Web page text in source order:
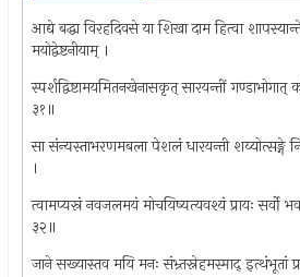
आद्ये बद्धा विरहदिवसे या शिखा दाम हित्वा
मयोद्वेष्टनीयाम् ।
स्पर्शद्विष्टामयमितनखेनासकृत् सारयन्तीं
३१॥
सा संन्यस्ताभरणमबला पेशलं धारयन्ती शय्योत्सङ्गे
।
त्वामप्यस्रं नवजलमयं मोचयिष्यत्यवश्यं प्रायः सर्वो
३२॥
जाने सख्यास्तव मयि मनः संभ्र्तस्नेहमस्माद् इत्थंभूतां